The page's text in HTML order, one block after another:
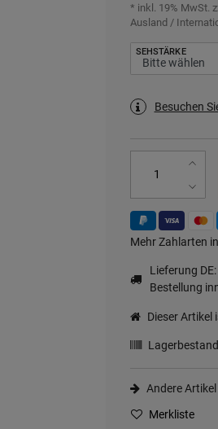
* inkl. 19% MwSt.
Ausland /
SEHSTÄRKE
Besuchen
Mehr Zahlarten
Lieferung DE:
Bestellung
Dieser Artikel
Andere
Merkliste